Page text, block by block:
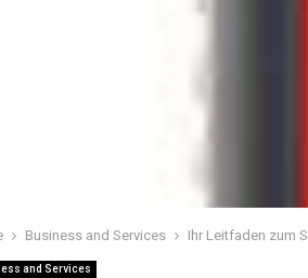
Business and Services Ihr Leitfaden zum
and Services